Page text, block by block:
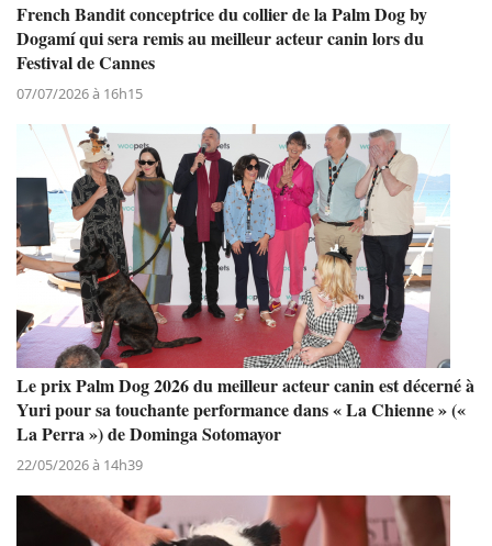
French Bandit conceptrice du collier de la Palm Dog by
Dogamí qui sera remis au meilleur acteur canin lors du
Festival de Cannes
07/07/2026 à 16h15
Le prix Palm Dog 2026 du meilleur acteur canin est décerné à
Yuri pour sa touchante performance dans « La Chienne » («
La Perra ») de Dominga Sotomayor
22/05/2026 à 14h39